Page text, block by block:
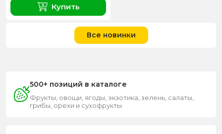
Купить
Все новинки
500+ позиций в каталоге
Фрукты, овощи, ягоды, экзотика, зелень, салаты,
грибы, орехи и сухофрукты